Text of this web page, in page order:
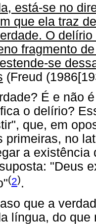
está-se no
que ela traz
O
fragmento
se
(Freud
É e não
o delírio?
que, em
primeiras, no
a
"Deus
(2).
que a
língua, do